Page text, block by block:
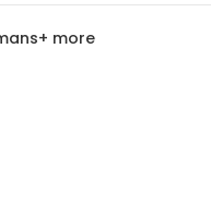
+ more